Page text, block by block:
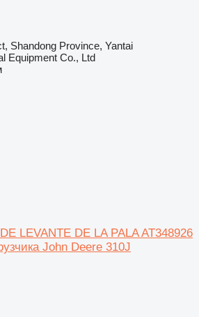
Shandong Province, Yantai
Equipment Co., Ltd
LEVANTE DE LA PALA AT348926
John Deere 310J